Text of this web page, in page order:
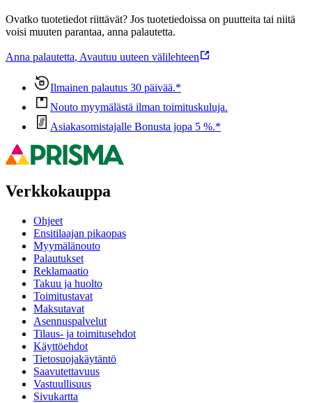
Ovatko tuotetiedot riittävät? Jos tuotetiedoissa on puutteita tai niitä
voisi muuten parantaa, anna palautetta.
Anna palautetta, Avautuu uuteen välilehteen
Ilmainen palautus 30 päivää.*
Nouto myymälästä ilman toimituskuluja.
Asiakasomistajalle Bonusta jopa 5 %.*
Verkkokauppa
Ohjeet
Ensitilaajan pikaopas
Myymälänouto
Palautukset
Reklamaatio
Takuu ja huolto
Toimitustavat
Maksutavat
Asennuspalvelut
Tilaus- ja toimitusehdot
Käyttöehdot
Tietosuojakäytäntö
Saavutettavuus
Vastuullisuus
Sivukartta